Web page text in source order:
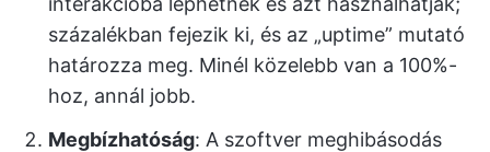
százalékban fejezik ki, és az „uptime” mutató
határozza meg. Minél közelebb van a 100%-
hoz, annál jobb.
Megbízhatóság: A szoftver meghibásodás